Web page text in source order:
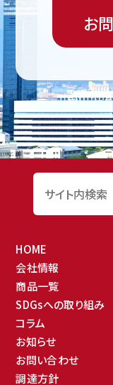
お
HOME
会社情報
商品一覧
SDGsへの取り組み
コラム
お知らせ
お問い合わせ
調達方針